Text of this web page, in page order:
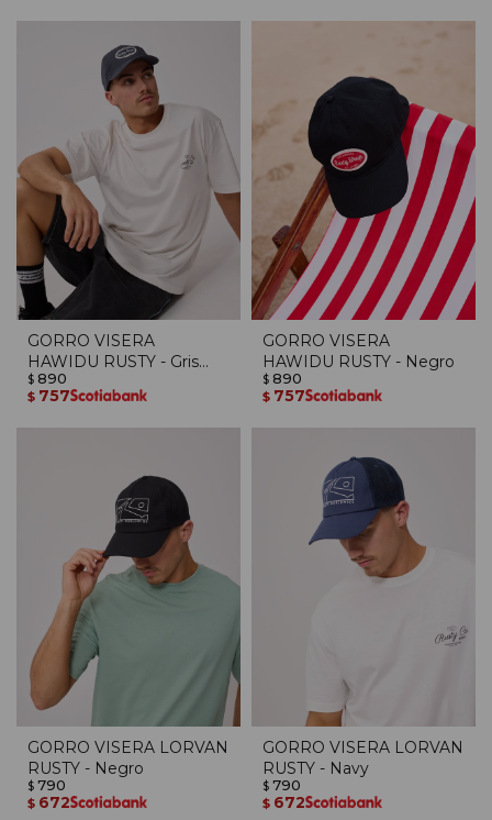
GORRO VISERA
HAWIDU RUSTY - Gris
Oscuro
$ 890
$ 757
GORRO VISERA
HAWIDU RUSTY - Negro
$ 890
$ 757
GORRO VISERA LORVAN
RUSTY - Negro
$ 790
$ 672
GORRO VISERA LORVAN
RUSTY - Navy
$ 790
$ 672